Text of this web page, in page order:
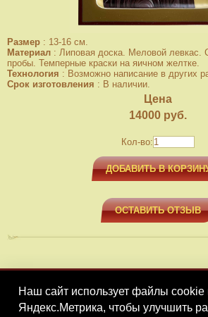
Размер : 13-16 см.
Материал : Липовая доска. Меловой левкас.
пробы. Темперные краски на яичном желтке.
Технология : Возможно написание в других
Срок изготовления : В наличии.
Цена
14000 руб.
Кол-во:
ДОБАВИТЬ В
ОСТАВИТЬ ОТЗЫВ
МЕНЮ
КАТАЛОГ ТОВАРОВ
Наш сайт использует файлы cookie
Яндекс.Метрика, чтобы улучшить